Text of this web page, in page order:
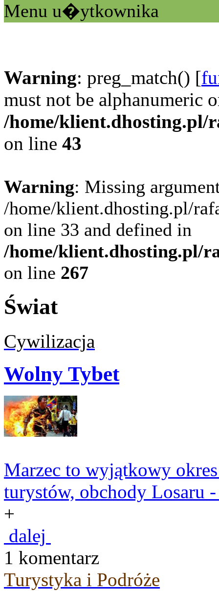
Menu u�ytkownika
Warning: preg_match() [
must not be alphanumeric
/home/klient.dhosting.pl/
on line 43
Warning: Missing
/home/klient.dhosting.pl/
on line 33 and defined in
/home/klient.dhosting.pl/
on line 267
Świat
Cywilizacja
Wolny Tybet
Marzec to wyjątkowy
turystów, obchody Losaru
+
dalej
1 komentarz
Turystyka i Podróże